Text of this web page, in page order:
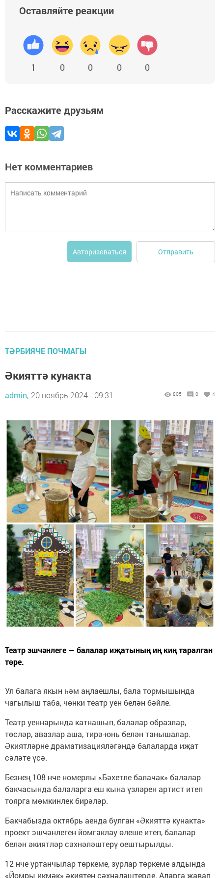
Оставляйте реакции
1 0 0 0 0
Расскажите друзьям
Нет комментариев
Авторизоваться Отправить
ТӘРБИЯЧЕ ПОЧМАГЫ
Әкияттә кунакта
admin, 20 ноябрь 2024 - 09:31 805 0 4
Театр эшчәнлеге — балалар иҗатының иң киң таралган
төре.
Ул балага якын һәм аңлаешлы, бала тормышында
чагылыш таба, чөнки театр уен белән бәйле.
Театр уеннарында катнашып, балалар образлар,
төсләр, авазлар аша, тирә-юнь белән танышалар.
Әкиятләрне драматизацияләгәндә балаларда иҗат
сәләте үсә.
Безнең 108 нче номерлы «Бәхетле балачак» балалар
бакчасында балаларга еш кына үзләрен артист итеп
тоярга мөмкинлек бирәләр.
Бакчабызда октябрь аенда булган «Әкияттә кунакта»
проект эшчәнлеген йомгаклау өлеше итеп, балалар
белән әкиятләр сәхнәләштерү оештырылды.
12 нче уртанчылар төркеме, зурлар төркеме алдында
«Йомры икмәк» әкиятен сәхнәләштерде. Аларга җавап